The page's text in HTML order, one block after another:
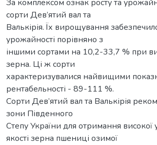
За комплексом ознак росту та
сорти Дев’ятий вал та
Валькірія. Їх вирощування
урожайності порівняно з
іншими сортами на 10,2-33,7 % при
зерна. Ці ж сорти
характеризувалися найвищими
рентабельності - 89-111 %.
Сорти Дев’ятий вал та Валькірія
зони Південного
Степу України для отримання високої
якості зерна пшениці озимої